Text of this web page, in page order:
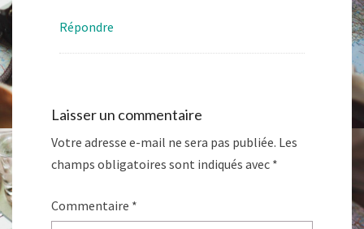
Répondre
Laisser un commentaire
Votre adresse e-mail ne sera pas publiée. Les
champs obligatoires sont indiqués avec *
Commentaire *